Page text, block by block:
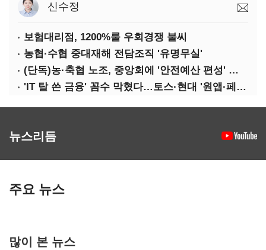
신수정
보험대리점, 1200%룰 우회경쟁 불씨
농협·수협 중대재해 전담조직 '유명무실'
(단독)농·축협 노조, 중앙회에 '안전예산 편성' 요구
'IT 탈 쓴 금융' 꼼수 막혔다…토스·현대 '원앱·페이' 전략 수정 불가피
뉴스리듬
주요 뉴스
많이 본 뉴스